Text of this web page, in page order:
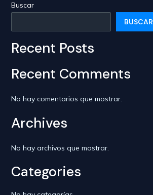
Buscar
BUSCAR
Recent Posts
Recent Comments
No hay comentarios que mostrar.
Archives
No hay archivos que mostrar.
Categories